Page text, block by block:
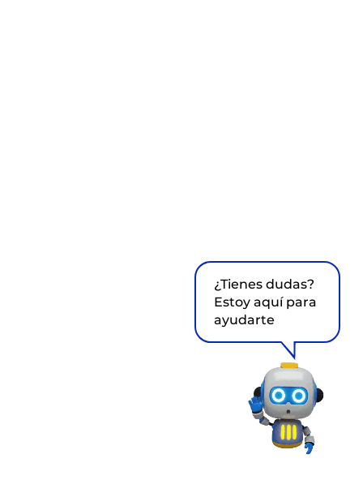
¿Tienes dudas?
Estoy aquí para
ayudarte